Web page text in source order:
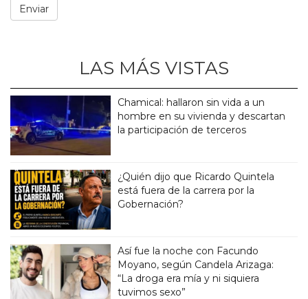
LAS MÁS VISTAS
Chamical: hallaron sin vida a un
hombre en su vivienda y descartan
la participación de terceros
¿Quién dijo que Ricardo Quintela
está fuera de la carrera por la
Gobernación?
Así fue la noche con Facundo
Moyano, según Candela Arizaga:
“La droga era mía y ni siquiera
tuvimos sexo”